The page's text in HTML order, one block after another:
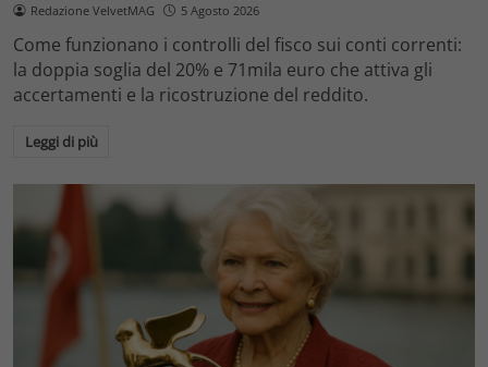
Redazione VelvetMAG 5 Agosto 2026
Come funzionano i controlli del fisco sui conti correnti:
la doppia soglia del 20% e 71mila euro che attiva gli
accertamenti e la ricostruzione del reddito.
Leggi di più